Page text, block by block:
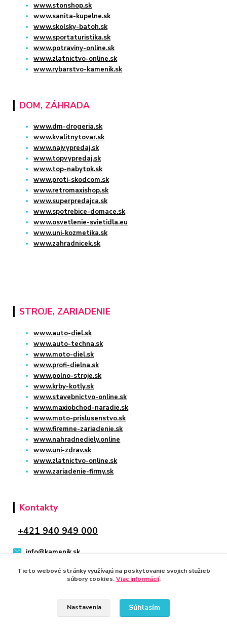
www.stonshop.sk
www.sanita-kupelne.sk
www.skolsky-batoh.sk
www.sportaturistika.sk
www.potraviny-online.sk
www.zlatnictvo-online.sk
www.rybarstvo-kamenik.sk
DOM, ZÁHRADA
www.dm-drogeria.sk
www.kvalitnytovar.sk
www.najvypredaj.sk
www.topvypredaj.sk
www.top-nabytok.sk
www.proti-skodcom.sk
www.retromaxishop.sk
www.superpredajca.sk
www.spotrebice-domace.sk
www.osvetlenie-svietidla.eu
www.uni-kozmetika.sk
www.zahradnicek.sk
STROJE, ZARIADENIE
www.auto-diel.sk
www.auto-techna.sk
www.moto-diel.sk
www.profi-dielna.sk
www.polno-stroje.sk
www.krby-kotly.sk
www.stavebnictvo-online.sk
www.maxiobchod-naradie.sk
www.moto-prislusenstvo.sk
www.firemne-zariadenie.sk
www.nahradnediely.online
www.uni-zdrav.sk
www.zlatnictvo-online.sk
www.zariadenie-firmy.sk
Kontakty
+421 940 949 000
info@kamenik.sk
Tieto webové stránky využívajú na poskytovanie svojich služieb
súbory cookies.Viac informácií.
Nastavenia Súhlasím